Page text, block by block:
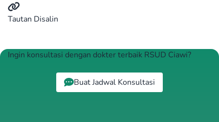
Tautan Disalin
Ingin konsultasi dengan dokter terbaik RSUD Ciawi?
Buat Jadwal Konsultasi